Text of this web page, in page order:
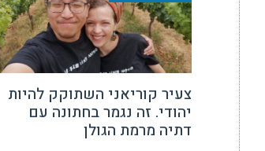
צעיר קוריאני השתוקק להיות
יהודי. זה נגמר בחתונה עם
דתיה מרמת הגולן